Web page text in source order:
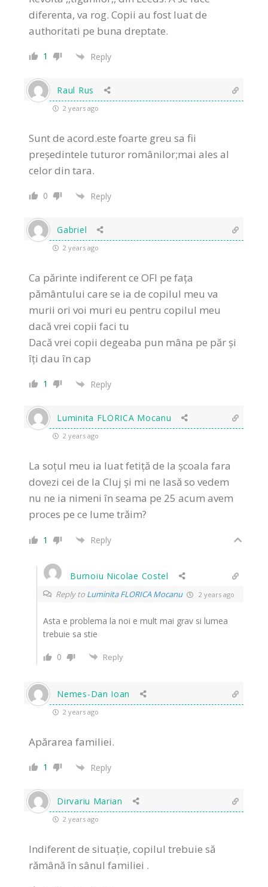
diferenta, va rog. Copii au fost luat de
authoritati pe buna dreptate.
1 Reply
Raul Rus
2 years ago
Sunt de acord.este foarte greu sa fii
președintele tuturor românilor;mai ales al
celor din tara.
0 Reply
Gabriel
2 years ago
Ca părinte indiferent ce OFI pe fața
pământului care se ia de copilul meu va
murii ori voi muri eu pentru copilul meu
dacă vrei copii faci tu
Dacă vrei copii degeaba pun mâna pe păr și
îți dau în cap
1 Reply
Luminita FLORICA Mocanu
2 years ago
La soțul meu ia luat fetiță de la școala fara
dovezi cei de la Cluj și mi ne lasă so vedem
nu ne ia nimeni în seama pe 25 acum avem
proces pe ce lume trăim?
1 Reply
Burnoiu Nicolae Costel
Reply to Luminita FLORICA Mocanu 2 years ago
Asta e problema la noi e mult mai grav si lumea
trebuie sa stie
0
Reply
Nemes-Dan Ioan
2 years ago
Apărarea familiei.
1 Reply
Dirvariu Marian
2 years ago
Indiferent de situație, copilul trebuie să
rămână în sânul familiei .